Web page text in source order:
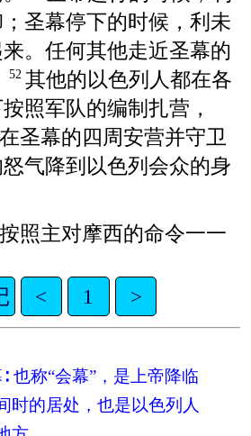
圣幕停下的时候，利未
。任何其他走近圣幕的
52 其他的以色列人都在各
照军队的编制扎营，
圣幕的四周安营并守卫
气降到以色列会众的身
照主对摩西的命令一一
< 1 >
∶也称“会幕”，是上帝降临
时的居处，也是以色列人